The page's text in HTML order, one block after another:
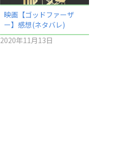
映画【ゴッドファーザ
ー】感想(ネタバレ)
2020年11月13日